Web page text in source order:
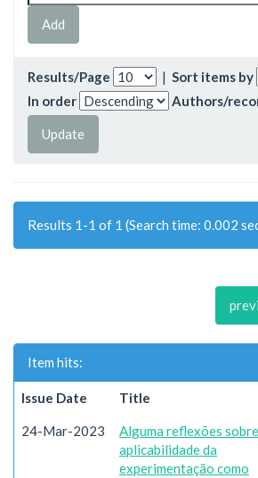
Results/Page | Sort items by
In order
Authors/
Results 1-1 of 1 (Search time: 0.002
Item hits:
Issue Date Title
24-Mar-2023
Alguma reflexões
aplicabilidade da
experimentação como